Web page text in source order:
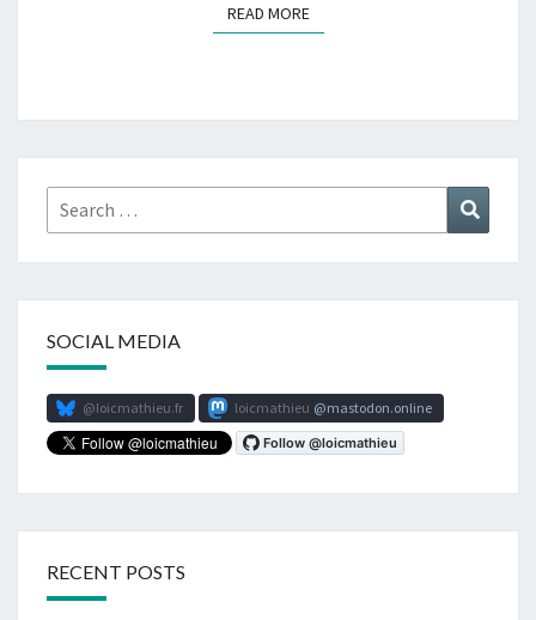
READ MOREREAD MORE
Search
for:
SOCIAL MEDIA
@loicmathieu.fr loicmathieu mastodon.online
RECENT POSTS